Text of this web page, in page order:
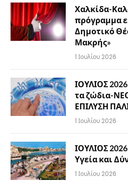
Χαλκίδα-
πρόγραμμα
Δημοτικό
Μακρής»
1 Ιουλίου 2026
ΙΟΥΛΙΟΣ
τα ζώδια-
ΕΠΙΛΥΣΗ
1 Ιουλίου 2026
ΙΟΥΛΙΟΣ
Υγεία και
1 Ιουλίου 2026